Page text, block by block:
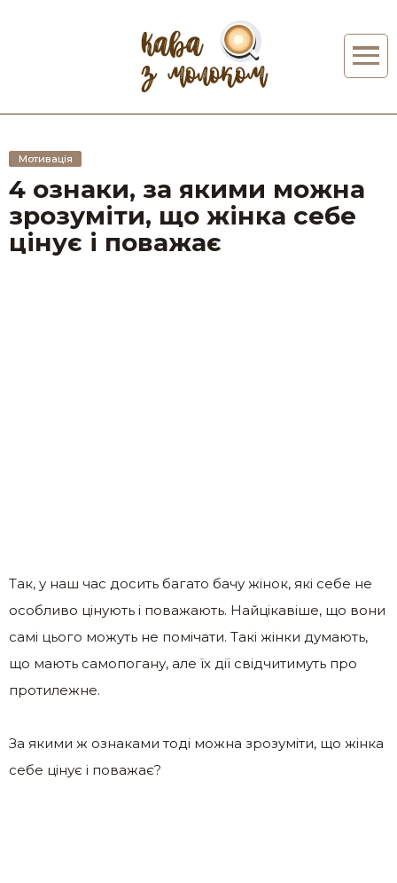
Мотивація
4 ознаки, за якими можна
зрозуміти, що жінка себе
цінує і поважає
Так, у наш час досить багато бачу жінок, які себе не
особливо цінують і поважають. Найцікавіше, що вони
самі цього можуть не помічати. Такі жінки думають,
що мають самопогану, але їх дії свідчитимуть про
протилежне.
За якими ж ознаками тоді можна зрозуміти, що жінка
себе цінує і поважає?